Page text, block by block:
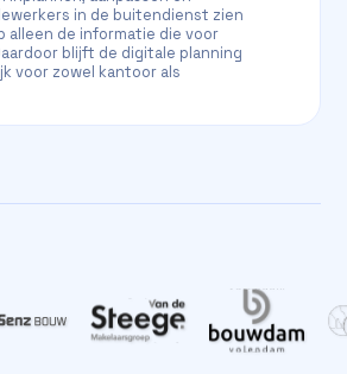
in de buitendienst zien
alleen de informatie die voor
blijft de digitale planning
voor zowel kantoor als